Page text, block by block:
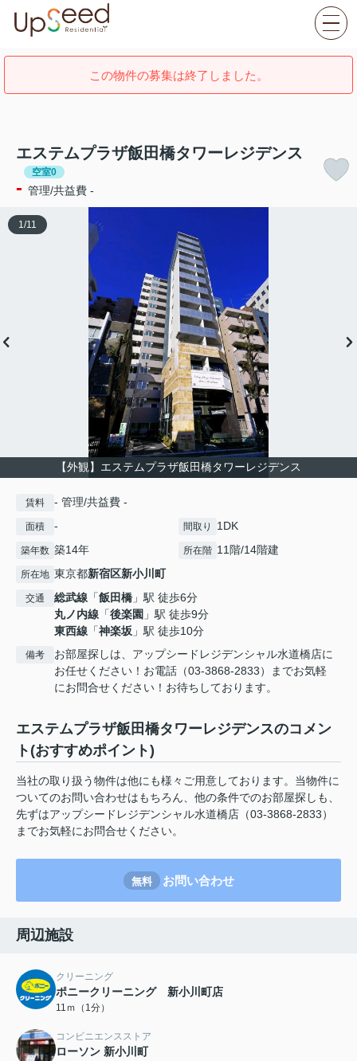
この物件の募集は終了しました。
エステムプラザ飯田橋タワーレジデンス
空室0
- 管理/共益費 -
【外観】エステムプラザ飯田橋タワーレジデンス
1 /11
賃料 - 管理/共益費 -
面積 - 間取り 1DK
築年数 築14年 所在階 11階/14階建
所在地 東京都新宿区新小川町
交通 総武線 「飯田橋 」駅 徒歩6分
丸ノ内線 「後楽園 」駅 徒歩9分
東西線 「神楽坂 」駅 徒歩10分
備考
お部屋探しは、アップシードレジデンシャル水道橋店に
お任せください！お電話（03-3868-2833）までお気軽
にお問合せください！お待ちしております。
エステムプラザ飯田橋タワーレジデンスのコメン
ト(おすすめポイント)
当社の取り扱う物件は他にも様々ご用意しております。当物件に
ついてのお問い合わせはもちろん、他の条件でのお部屋探しも、
先ずはアップシードレジデンシャル水道橋店（03-3868-2833）
までお気軽にお問合せください。
無料 お問い合わせ
周辺施設
クリーニング
ポニークリーニング 新小川町店
11ｍ（1分）
コンビニエンスストア
ローソン 新小川町